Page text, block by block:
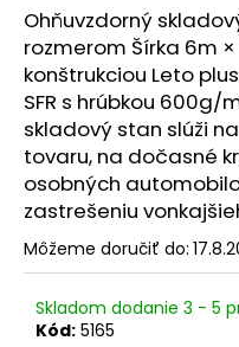
Ohňuvzdorný
rozmerom Šírka 6m ×
konštrukciou Leto
SFR s hrúbkou
skladový stan slúži
tovaru, na dočasné
osobných
zastrešeniu
Môžeme doručiť do:
Skladom dodanie 3 - 5
Kód: 5165
O
d
p
o
r
ú
č
a
m